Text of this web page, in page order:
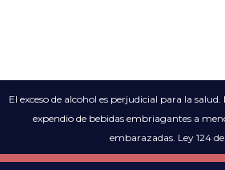
El exceso de alcohol es perjudicial para la
expendio de bebidas embriagantes a
embarazadas. Ley 124 de